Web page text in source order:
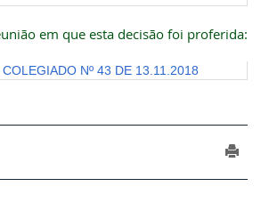
em que esta decisão foi proferida:
Nº 43 DE 13.11.2018